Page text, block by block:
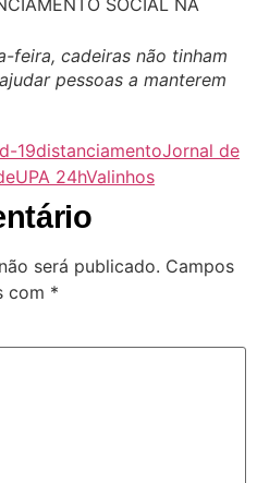
feira, cadeiras não tinham
pessoas a manterem
19distanciamentoJornal de
UPA 24hValinhos
será publicado. Campos
com *